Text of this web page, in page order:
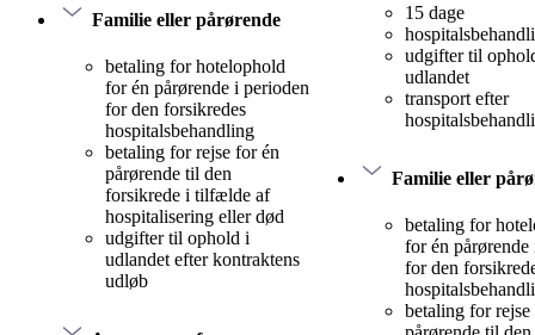
Familie eller pårørende
betaling for hotelophold
for én pårørende i perioden
for den forsikredes
hospitalsbehandling
betaling for rejse for én
pårørende til den
forsikrede i tilfælde af
hospitalisering eller død
udgifter til ophold i
udlandet efter kontraktens
udløb
15 dage
udgifter til
udlandet
transport efter
Familie eller
betaling for
for én pårørende
for den
betaling for rejse